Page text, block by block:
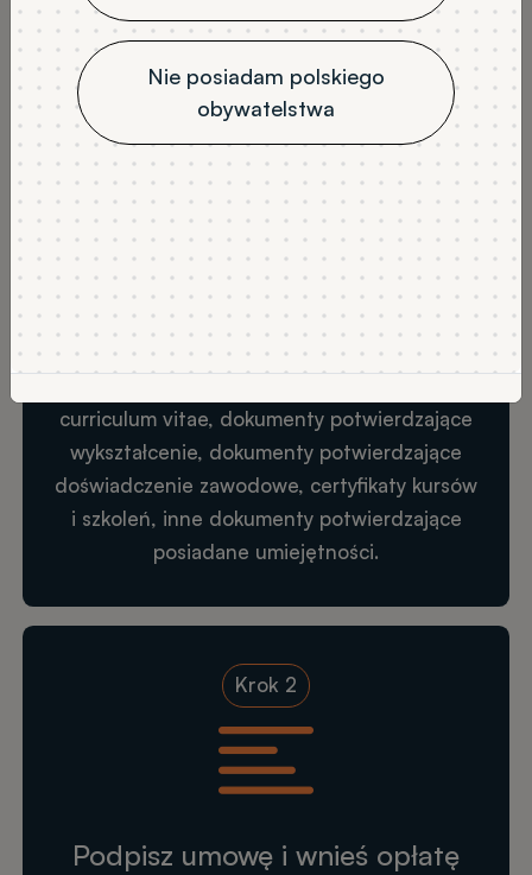
Nie posiadam polskiego
obywatelstwa
Krok 1
Złóż wniosek
Kandydat składa pisemny wniosek o
potwierdzenie efektów uczenia się w Dziale
Rekrutacji w terminach określonych przez
uczelnię. Do wniosku należy dołączyć
dokumenty potwierdzające zdobyte
curriculum vitae, dokumenty potwierdzające
wykształcenie, dokumenty potwierdzające
doświadczenie zawodowe, certyfikaty kursów
i szkoleń, inne dokumenty potwierdzające
posiadane umiejętności.
Krok 2
Podpisz umowę i wnieś opłatę